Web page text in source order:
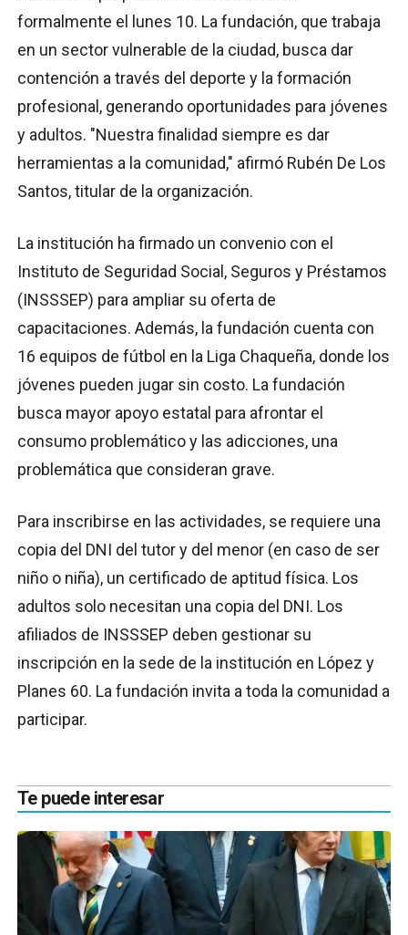
formalmente el lunes 10. La fundación, que trabaja
en un sector vulnerable de la ciudad, busca dar
contención a través del deporte y la formación
profesional, generando oportunidades para jóvenes
y adultos. "Nuestra finalidad siempre es dar
herramientas a la comunidad," afirmó Rubén De Los
Santos, titular de la organización.
La institución ha firmado un convenio con el
Instituto de Seguridad Social, Seguros y Préstamos
(INSSSEP) para ampliar su oferta de
capacitaciones. Además, la fundación cuenta con
16 equipos de fútbol en la Liga Chaqueña, donde los
jóvenes pueden jugar sin costo. La fundación
busca mayor apoyo estatal para afrontar el
consumo problemático y las adicciones, una
problemática que consideran grave.
Para inscribirse en las actividades, se requiere una
copia del DNI del tutor y del menor (en caso de ser
niño o niña), un certificado de aptitud física. Los
adultos solo necesitan una copia del DNI. Los
afiliados de INSSSEP deben gestionar su
inscripción en la sede de la institución en López y
Planes 60. La fundación invita a toda la comunidad a
participar.
Te puede interesar